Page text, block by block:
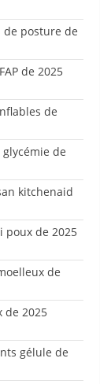
de posture de
de 2025
de
de
kitchenaid
poux de 2025
de
de 2025
gélule de